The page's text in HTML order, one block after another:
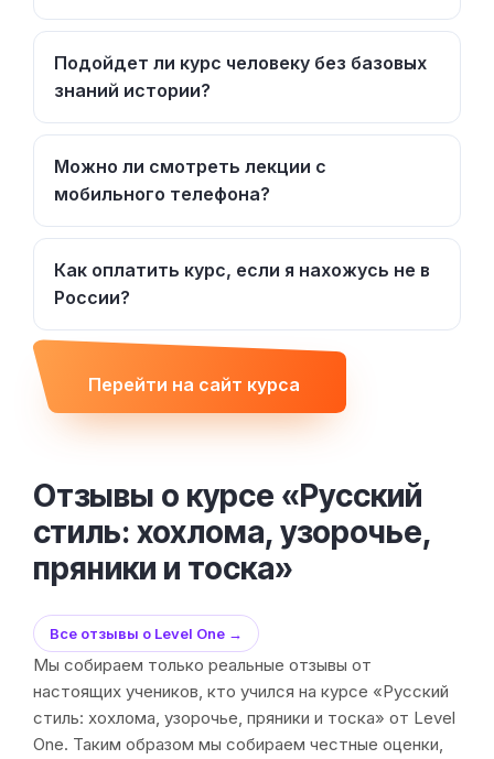
Подойдет ли курс человеку без базовых
знаний истории?
Можно ли смотреть лекции с
мобильного телефона?
Как оплатить курс, если я нахожусь не в
России?
Перейти на сайт курса
Отзывы о курсе «Русский
стиль: хохлома, узорочье,
пряники и тоска»
Все отзывы о Level One →
Мы собираем только реальные отзывы от
настоящих учеников, кто учился на курсе «Русский
стиль: хохлома, узорочье, пряники и тоска» от Level
One. Таким образом мы собираем честные оценки,